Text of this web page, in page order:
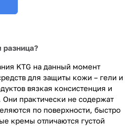
разница?
KTG на данный момент
для защиты кожи – гели и
вязкая консистенция и
Они практически не содержат
по поверхности, быстро
кремы отличаются густой